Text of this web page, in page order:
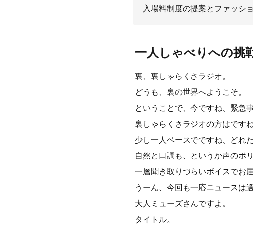
入場料制度の提案とファッシ
一人しゃべりへの挑
裏、裏しゃらくさラジオ。
どうも、裏の世界へようこそ。
ということで、今ですね、緊急
裏しゃらくさラジオの方はです
少し一人ベースでですね、どれ
自然と口調も、というか声のボ
一層聞き取りづらいボイスでお
うーん、今回も一応ニュースは
大人ミューズさんですよ。
タイトル。